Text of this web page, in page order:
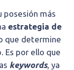
posesión más
estrategia de
que determine
Es por ello que
keywords, ya